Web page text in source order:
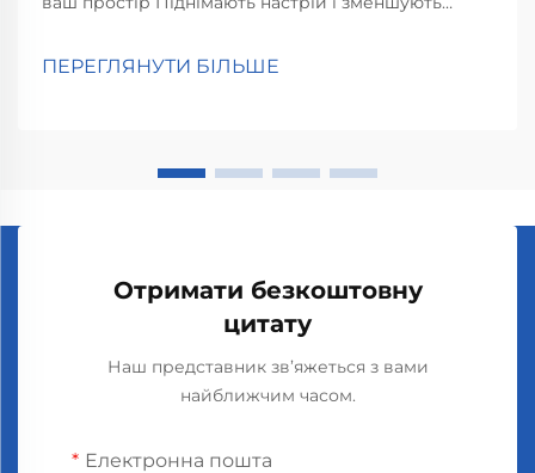
згідно з дослідженнями психологів про те, як
ПЕРЕГЛЯНУТИ БІЛЬШЕ
Отримати безкоштовну
цитату
Наш представник зв’яжеться з вами
найближчим часом.
Електронна пошта